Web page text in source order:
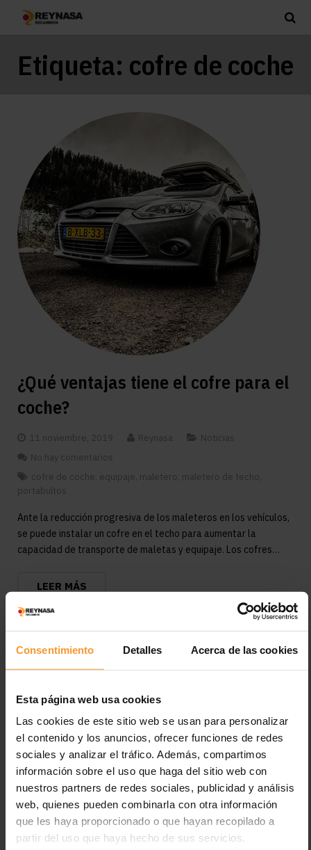
Consentimiento Detalles Acerca de las cookies
Esta página web usa cookies
Las cookies de este sitio web se usan para personalizar
el contenido y los anuncios, ofrecer funciones de redes
sociales y analizar el tráfico. Además, compartimos
información sobre el uso que haga del sitio web con
nuestros partners de redes sociales, publicidad y análisis
web, quienes pueden combinarla con otra información
que les haya proporcionado o que hayan recopilado a
partir del uso que haya hecho de sus servicios.
Etiqueta: cofre de coche
¿Qué ventajas tiene el cofre para el
coche?
11 noviembre, 2019 Reynasa
Noticias
No hay comentarios
cofre de coche equipaje maletero maletero de techo
portabultos
Ante la reducción progresiva de los maleteros en los vehículos,
se puede instalar un cofre en el techo para aumentar la
capacidad de transporte de maletas y equipaje. Los cofres…
LEER MÁS
Entradas recientes
Los neumáticos están desgastados en el 2% de los
accidentes de tráfico con víctimas
Uno de cada cuatro vehículos circula con fallos en luces,
cuando el 35% de fallecidos es en horas con poca luz